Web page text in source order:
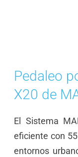
Pedaleo
X20 de
El Sistema
eficiente con
entornos